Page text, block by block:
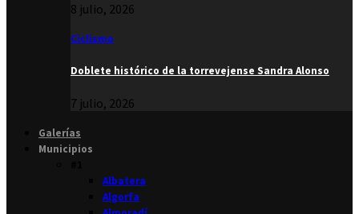
8 julio, 2026
Ciclismo
Doblete histórico de la torrevejense Sandra Alonso
7 julio, 2026
Galerías
Municipios
Albatera
Algorfa